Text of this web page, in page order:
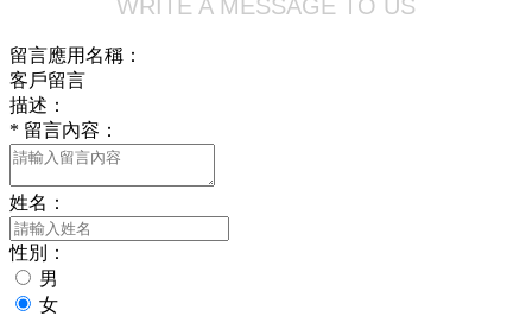
WRITE A MESSAGE TO US
留言應用名稱：
客戶留言
描述：
* 留言內容：
姓名：
性別：
男
女